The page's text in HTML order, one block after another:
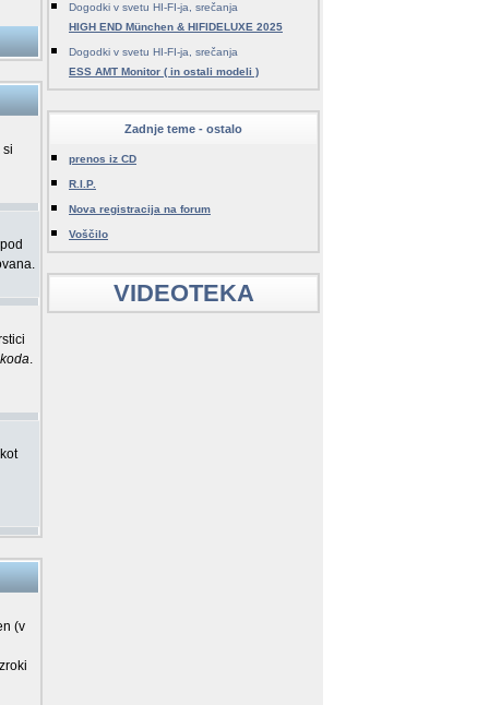
si
.
kot
(v
Dogodki v svetu HI-FI-ja, srečanja
HIGH END München & HIFIDELUXE 2025
Dogodki v svetu HI-FI-ja, srečanja
ESS AMT Monitor ( in ostali modeli )
Zadnje teme - ostalo
prenos iz CD
R.I.P.
Nova registracija na forum
Voščilo
VIDEOTEKA